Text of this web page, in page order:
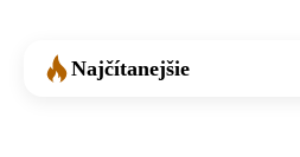
Najčítanejšie